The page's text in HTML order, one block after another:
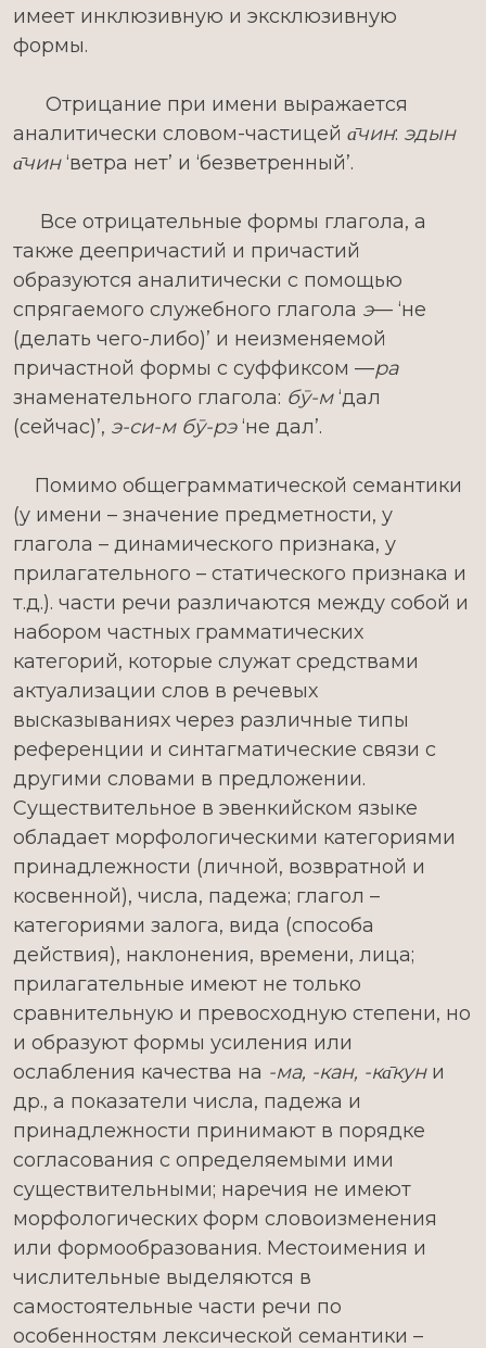
имеет инклюзивную и эксклюзивную
формы.
Отрицание при имени выражается
аналитически словом-частицей а̄чин: эдын
а̄чин‘ветра нет’ и ‘безветренный’.
Все отрицательные формы глагола, а
также деепричастий и причастий
образуются аналитически с помощью
спрягаемого служебного глагола э— ‘не
(делать чего-либо)’ и неизменяемой
причастной формы с суффиксом —ра
знаменательного глагола: бӯ-м‘дал
(сейчас)’, э-си-м бӯ-рэ‘не дал’.
Помимо общеграмматической семантики
(у имени – значение предметности, у
глагола – динамического признака, у
прилагательного – статического признака и
т.д.). части речи различаются между собой и
набором частных грамматических
категорий, которые служат средствами
актуализации слов в речевых
высказываниях через различные типы
референции и синтагматические связи с
другими словами в предложении.
Существительное в эвенкийском языке
обладает морфологическими категориями
принадлежности (личной, возвратной и
косвенной), числа, падежа; глагол –
категориями залога, вида (способа
действия), наклонения, времени, лица;
прилагательные имеют не только
сравнительную и превосходную степени, но
и образуют формы усиления или
ослабления качества на -ма, -кан, -ка̄куни
др., а показатели числа, падежа и
принадлежности принимают в порядке
согласования с определяемыми ими
существительными; наречия не имеют
морфологических форм словоизменения
или формообразования. Местоимения и
числительные выделяются в
самостоятельные части речи по
особенностям лексической семантики –